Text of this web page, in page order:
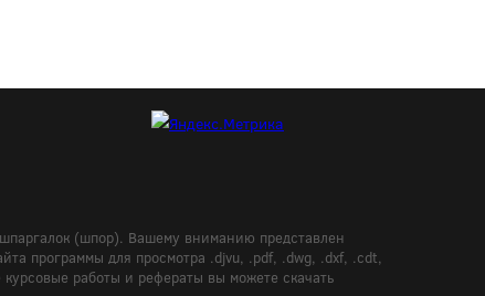
(шпор). Вашему вниманию представлен
программы для просмотра .djvu, .pdf, .dwg, .dxf, .cdt,
работы и рефераты вы можете скачать